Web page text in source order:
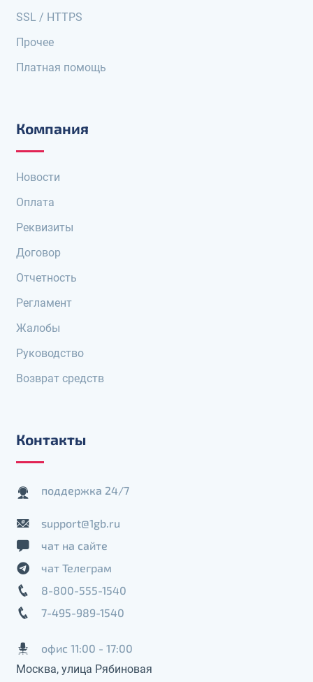
SSL / HTTPS
Прочее
Платная помощь
Компания
Новости
Оплата
Реквизиты
Договор
Отчетность
Регламент
Жалобы
Руководство
Возврат средств
Контакты
поддержка 24/7
support@1gb.ru
чат на сайте
чат Телеграм
8-800-555-1540
7-495-989-1540
офис 11:00 - 17:00
Москва, улица Рябиновая